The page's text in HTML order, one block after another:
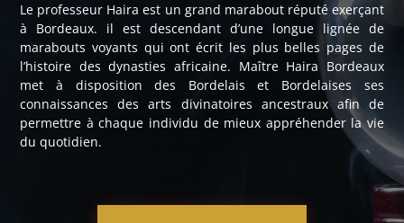
Le professeur Haira est un grand marabout réputé exerçant
à Bordeaux. il est descendant d’une longue lignée de
marabouts voyants qui ont écrit les plus belles pages de
l’histoire des dynasties africaine. Maître Haira Bordeaux
met à disposition des Bordelais et Bordelaises ses
connaissances des arts divinatoires ancestraux afin de
permettre à chaque individu de mieux appréhender la vie
du quotidien.